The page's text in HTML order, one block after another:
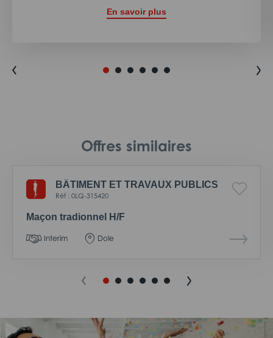
En savoir plus
Offres similaires
BÂTIMENT ET TRAVAUX PUBLICS
Réf : 0LQ-315420
Maçon tradionnel H/F
Interim Dole